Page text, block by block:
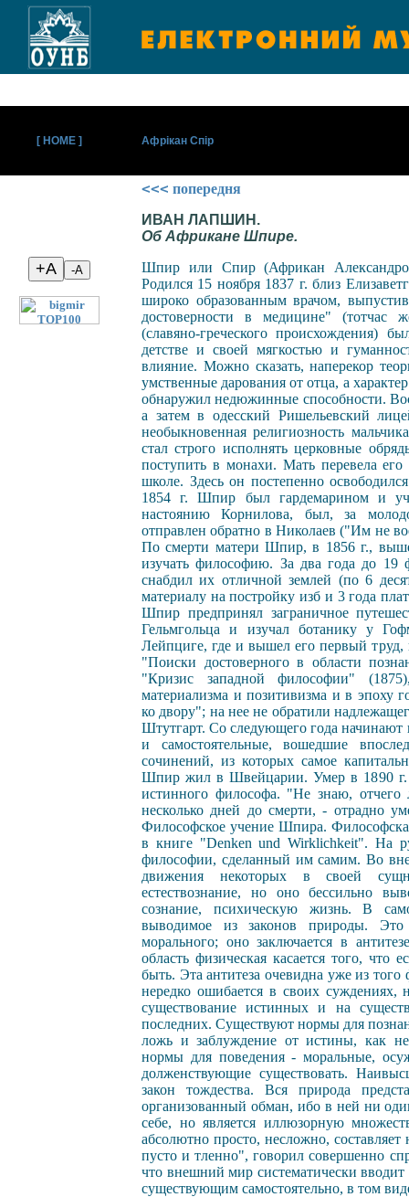
[ HOME ] Афрікан Спір
<<< попередня
ИВАН ЛАПШИН.
Об Африкане Шпире.
Шпир или Спир (Африкан
Родился 15 ноября 1837 г. близ
широко образованным врачом,
достоверности в медицине" (тотчас
(славяно-греческого происхождения)
детстве и своей мягкостью и
влияние. Можно сказать, наперекор
умственные дарования от отца, а
обнаружил недюжинные способности.
а затем в одесский Ришельевский
необыкновенная религиозность
стал строго исполнять церковные
поступить в монахи. Мать перевела
школе. Здесь он постепенно
1854 г. Шпир был гардемарином и
настоянию Корнилова, был, за
отправлен обратно в Николаев ("Им не
По смерти матери Шпир, в 1856 г.,
изучать философию. За два года до 19
снабдил их отличной землей (по 6
материалу на постройку изб и 3 года
Шпир предпринял заграничное
Гельмгольца и изучал ботанику у
Лейпциге, где и вышел его первый
"Поиски достоверного в области
"Кризис западной философии"
материализма и позитивизма и в эпоху
ко двору"; на нее не обратили
Штутгарт. Со следующего года начинают
и самостоятельные, вошедшие
сочинений, из которых самое
Шпир жил в Швейцарии. Умер в 1890 г.
истинного философа. "Не знаю,
несколько дней до смерти, - отрадно
Философское учение Шпира.
в книге "Denken und Wirklichkeit". На
философии, сделанный им самим. Во
движения некоторых в своей
естествознание, но оно бессильно
сознание, психическую жизнь. В
выводимое из законов природы.
морального; оно заключается в
область физическая касается того, что
быть. Эта антитеза очевидна уже из того
нередко ошибается в своих
существование истинных и на
последних. Существуют нормы для
ложь и заблуждение от истины, как
нормы для поведения - моральные,
долженствующие существовать.
закон тождества. Вся природа
организованный обман, ибо в ней ни
себе, но является иллюзорную
абсолютно просто, несложно,
пусто и тленно", говорил совершенно
что внешний мир систематически
существующим самостоятельно, в том